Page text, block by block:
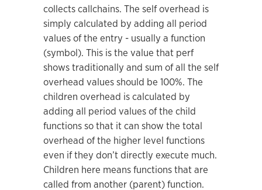
collects callchains. The self overhead is
simply calculated by adding all period
values of the entry - usually a function
(symbol). This is the value that perf
shows traditionally and sum of all the self
overhead values should be 100%. The
children overhead is calculated by
adding all period values ofthe child
functions so that it can show the total
overhead of the higher level functions
even if they don’t directly execute much.
Children here means functions that are
called from another (parent) function.